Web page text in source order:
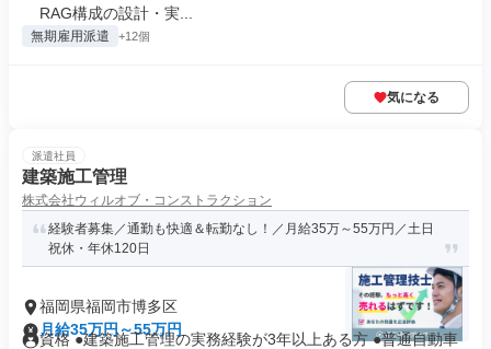
RAG構成の設計・実...
無期雇用派遣 +12個
気になる
派遣社員
建築施工管理
株式会社ウィルオブ・コンストラクション
経験者募集／通勤も快適＆転勤なし！／月給35万～55万円／土日
祝休・年休120日
福岡県福岡市博多区
月給35万円～55万円
資格 ●建築施工管理の実務経験が3年以上ある方 ●普通自動車